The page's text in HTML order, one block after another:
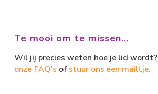
Te mooi om te missen…
Wil jij precies weten hoe je lid wordt?
onze FAQ's of stuur ons een mailtje.